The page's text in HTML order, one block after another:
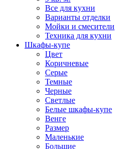
Все для кухни
Варианты отделки
Мойки и смесители
Техника для кухни
Шкафы-купе
Цвет
Коричневые
Серые
Темные
Черные
Светлые
Белые шкафы-купе
Венге
Размер
Маленькие
Большие